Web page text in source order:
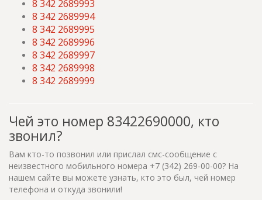
8 342 2689993
8 342 2689994
8 342 2689995
8 342 2689996
8 342 2689997
8 342 2689998
8 342 2689999
Чей это номер 83422690000, кто
звонил?
Вам кто-то позвонил или прислал смс-сообщение с
неизвестного мобильного номера +7 (342) 269-00-00? На
нашем сайте вы можете узнать, кто это был, чей номер
телефона и откуда звонили!